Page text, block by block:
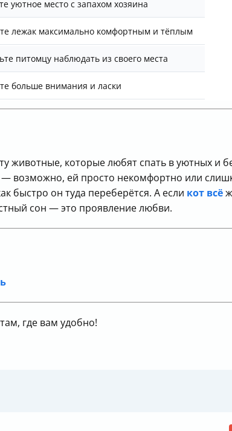
уютное место с запахом хозяина
лежак максимально комфортным и тёплым
питомцу наблюдать из своего места
больше внимания и ласки
которые любят спать в уютных и
— возможно, ей просто некомфортно или
быстро он туда переберётся. А если кот всё
сон — это проявление любви.
где вам удобно!